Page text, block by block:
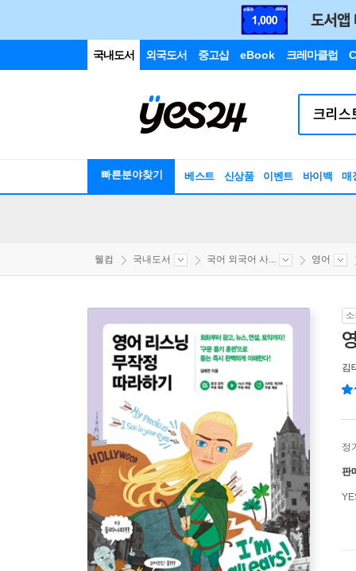
국내도서 외국도서 중고샵 eBook 크레마클럽
빠른분야찾기 베스트 신상품 이벤트 바이백 매
웰컴 국내도서 국어 외국어 사... 영어
김
정
판